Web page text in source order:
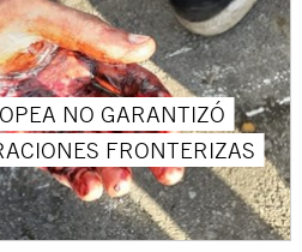
NO GARANTIZÓ
FRONTERIZAS